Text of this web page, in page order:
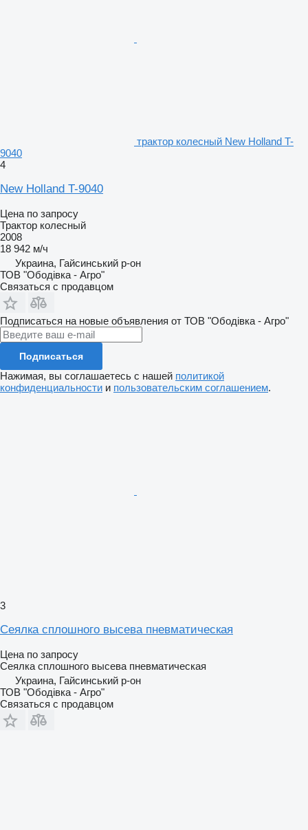
трактор колесный New Holland T-
9040
4
New Holland T-9040
Цена по запросу
Трактор колесный
2008
18 942 м/ч
Украина, Гайсинський р-он
ТОВ "Ободівка - Агро"
Связаться с продавцом
Подписаться на новые объявления от ТОВ "Ободівка - Агро"
Подписаться
Нажимая, вы соглашаетесь с нашей политикой
конфиденциальности и пользовательским соглашением.
3
Сеялка сплошного высева пневматическая
Цена по запросу
Сеялка сплошного высева пневматическая
Украина, Гайсинський р-он
ТОВ "Ободівка - Агро"
Связаться с продавцом